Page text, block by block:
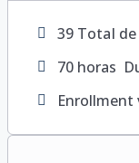
39 TotaI
70 horas
Enrollment